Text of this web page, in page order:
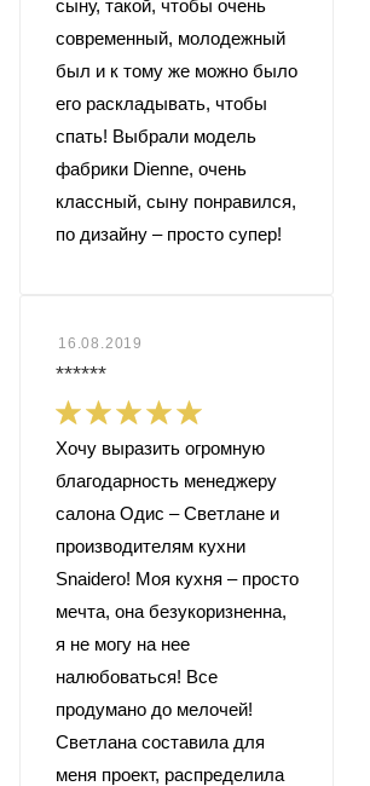
сыну, такой, чтобы очень
современный, молодежный
был и к тому же можно было
его раскладывать, чтобы
спать! Выбрали модель
фабрики Dienne, очень
классный, сыну понравился,
по дизайну – просто супер!
16.08.2019
******
Хочу выразить огромную
благодарность менеджеру
салона Одис – Светлане и
производителям кухни
Snaidero! Моя кухня – просто
мечта, она безукоризненна,
я не могу на нее
налюбоваться! Все
продумано до мелочей!
Светлана составила для
меня проект, распределила